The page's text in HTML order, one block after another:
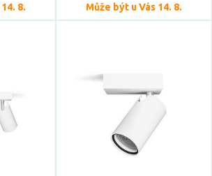
8. Může být u Vás 14. 8.